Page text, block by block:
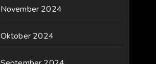
November 2024
Oktober 2024